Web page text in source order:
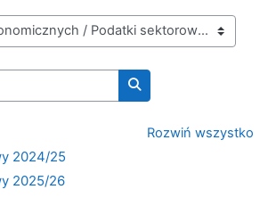
Wyszukaj kursy
Rozwiń wszystko
2024/25
2025/26